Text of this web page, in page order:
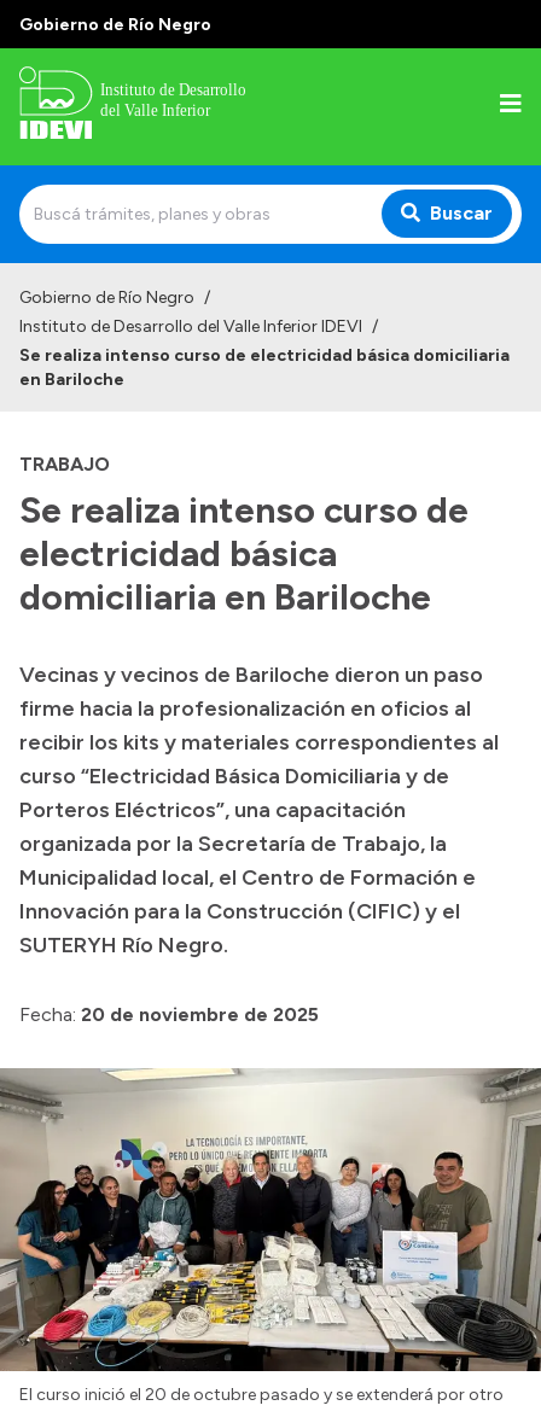
Gobierno de Río Negro
Buscar
Institucional
Normativa
Historia
Gobierno de Río Negro /
Instituto de Desarrollo del Valle Inferior IDEVI /
Se realiza intenso curso de electricidad básica domiciliaria
en Bariloche
TRABAJO
Se realiza intenso curso de
electricidad básica
domiciliaria en Bariloche
Vecinas y vecinos de Bariloche dieron un paso
firme hacia la profesionalización en oficios al
recibir los kits y materiales correspondientes al
curso “Electricidad Básica Domiciliaria y de
Porteros Eléctricos”, una capacitación
organizada por la Secretaría de Trabajo, la
Municipalidad local, el Centro de Formación e
Innovación para la Construcción (CIFIC) y el
SUTERYH Río Negro.
Fecha: 20 de noviembre de 2025
El curso inició el 20 de octubre pasado y se extenderá por otro